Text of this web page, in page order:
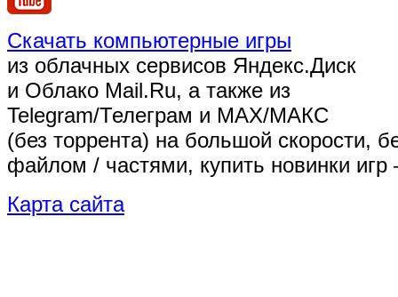
Скачать компьютерные игры
из облачных сервисов Яндекс.Диск
и Облако Mail.Ru, а также из
Telegram/Телеграм и MAX/МАКС
(без торрента) на большой скорости,
файлом / частями, купить новинки
Карта сайта